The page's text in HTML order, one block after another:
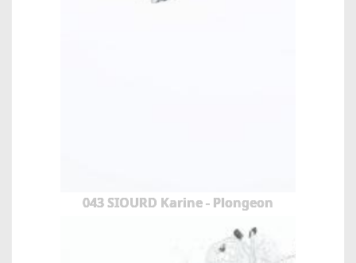
043 SIOURD Karine - Plongeon